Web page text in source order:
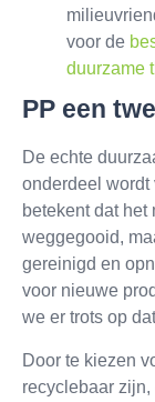
voor de
duurzame
PP een
De echte
onderdeel
betekent dat
weggegooid,
gereinigd en
voor nieuwe
we er trots op
Door te kiezen
recyclebaar